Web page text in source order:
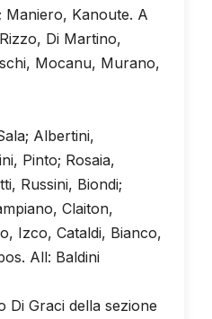
Kanoute. A
Di Martino,
Mocanu, Murano,
Albertini,
Pinto; Rosaia,
Russini, Biondi;
Claiton,
Izco, Cataldi, Bianco,
All: Baldini
Di Graci della sezione